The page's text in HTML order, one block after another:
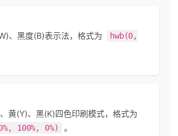
、黑度(B)表示法，格式为
hwb(0,
黄(Y)、黑(K)四色印刷模式，格式为
100%, 0%) 。